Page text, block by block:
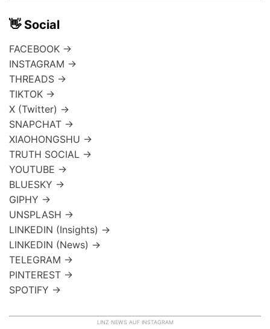
👋 Social
FACEBOOK →
INSTAGRAM →
THREADS →
TIKTOK →
X (Twitter) →
SNAPCHAT →
XIAOHONGSHU →
TRUTH SOCIAL →
YOUTUBE →
BLUESKY →
GIPHY →
UNSPLASH →
LINKEDIN (Insights) →
LINKEDIN (News) →
TELEGRAM →
PINTEREST →
SPOTIFY →
LINZ NEWS AUF INSTAGRAM